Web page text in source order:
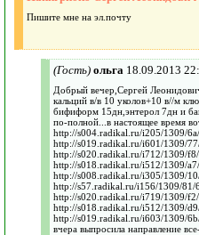
Пишите мне на эл.почту
(Гость) ольга 18.09.2013
Добрый вечер,Сергей
кальций в/в 10 уколов+10 в//м
бифиформ 15дн,энтерол 7дн и
по-полной...в настоящее время
http://s004.radikal.ru/i205/1309/
http://s019.radikal.ru/i601/1309/
http://s020.radikal.ru/i712/1309/
http://s018.radikal.ru/i512/1309/
http://s008.radikal.ru/i305/1309/
http://s57.radikal.ru/i156/1309/81/
http://s020.radikal.ru/i719/1309/
http://s018.radikal.ru/i512/1309/
http://s019.radikal.ru/i603/1309/
вчера выпросила направление